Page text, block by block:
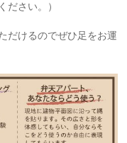
ださい。）
だけるのでぜひ足をお運